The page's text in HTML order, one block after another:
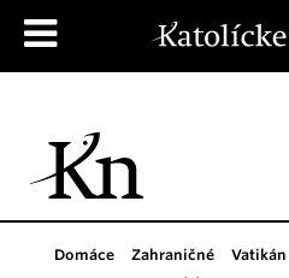
Domáce Zahraničné Vatikán